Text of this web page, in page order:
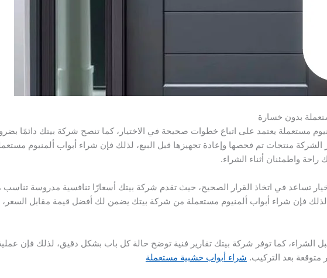
بدون خسارة
مستعملة يعتمد على اتباع خطوات صحيحة في الاختيار، كما تنصح شركة بيتك دائمًا
منتجات تم فحصها وإعادة تجهيزها قبل البيع، لذلك فإن شراء أبواب ألمنيوم
واطمئنان أثناء الشراء.
خيار تساعد في اتخاذ القرار الصحيح، حيث تقدم شركة بيتك أسعارًا تنافسية مدروسة
فإن شراء أبواب ألمنيوم مستعملة من شركة بيتك يضمن لك أفضل قيمة مقابل
الشراء، كما توفر شركة بيتك تقارير فنية توضح حالة كل باب بشكل دقيق، لذلك فإن
متوقعة بعد التركيب. شراء أبواب خشبية مستعملة